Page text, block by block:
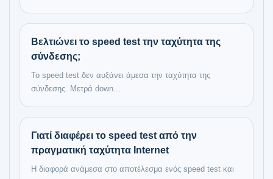
Βελτιώνει το speed test την ταχύτητα της
σύνδεσης;
Το speed test δεν αυξάνει άμεσα την ταχύτητα της
σύνδεσης. Μετρά down...
Γιατί διαφέρει το speed test από την
πραγματική ταχύτητα Internet
Η διαφορά ανάμεσα στο αποτέλεσμα ενός speed test και